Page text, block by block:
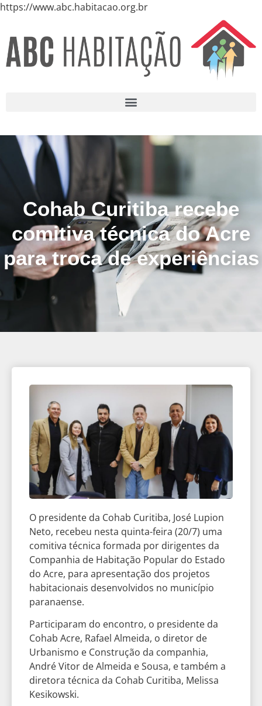
https://www.abc.habitacao.org.br
Cohab Curitiba recebe
comitiva técnica do Acre
para troca de experiências
O presidente da Cohab Curitiba, José Lupion
Neto, recebeu nesta quinta-feira (20/7) uma
comitiva técnica formada por dirigentes da
Companhia de Habitação Popular do Estado
do Acre, para apresentação dos projetos
habitacionais desenvolvidos no município
paranaense.
Participaram do encontro, o presidente da
Cohab Acre, Rafael Almeida, o diretor de
Urbanismo e Construção da companhia,
André Vitor de Almeida e Sousa, e também a
diretora técnica da Cohab Curitiba, Melissa
Kesikowski.